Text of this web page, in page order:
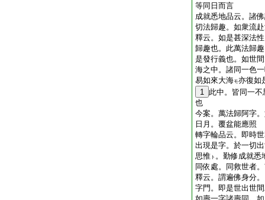
等同日而言
成就悉地品云。諸
切法歸趣。如衆流
釋云。如是甚深法
歸趣也。此萬法歸
是發行義也。如世
海之中。諸同一色
易如來大海モ亦復如
1 此中。皆同一
也
今案。萬法歸阿字
日月。覆盆能應照
轉字輪品云。即時
出現是字。於一切
思惟 ト 。勤修成就悉
同依處。同救世者
釋云。謂遍佛身分
字門。即是世出世